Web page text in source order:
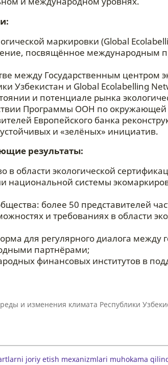
маркировки (Global
посвящённое международным
между Государственным центром
Узбекистан и Global Ecolabelling
и потенциале рынка
Программы ООН по
Европейского банка
и «зелёных» инициатив.
результаты:
в области экологической
системы
более 50 представителей
и требованиях в области
для регулярного диалога между
партнёрами;
финансовых институтов в
и изменения климата Республики
joriy etish mexanizmlari muhokama